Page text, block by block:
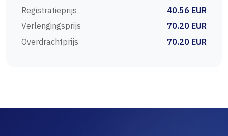
Registratieprijs
40.56 EUR
Verlengingsprijs
70.20 EUR
Overdrachtprijs
70.20 EUR